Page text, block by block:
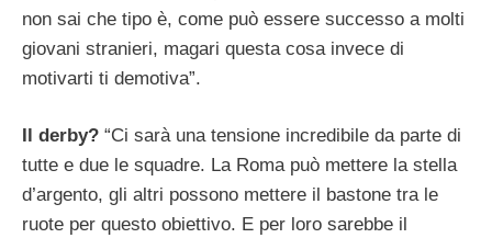
non sai che tipo è, come può essere successo a molti
giovani stranieri, magari questa cosa invece di
motivarti ti demotiva”.
Il derby? “Ci sarà una tensione incredibile da parte di
tutte e due le squadre. La Roma può mettere la stella
d’argento, gli altri possono mettere il bastone tra le
ruote per questo obiettivo. E per loro sarebbe il